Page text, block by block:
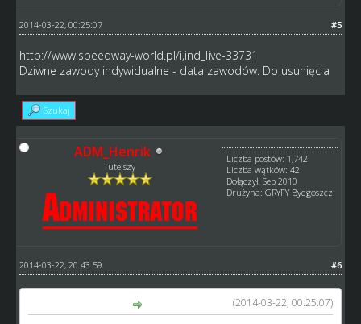
#5
2014-03-22, 00:25:07
http://www.speedway-world.pl/i,ind_live-33731
Dziwne zawody indywidualne - data zawodów. Do usunięcia
Szukaj
ADM_Henrik
Tutejszy
Liczba postów: 1,742
Liczba wątków: 42
Dołączył: Sep 2010
Drużyna: GRYFY Bydgoszcz
#6
2014-03-22, 20:43:59
(2014-03-22, 00:25:07)